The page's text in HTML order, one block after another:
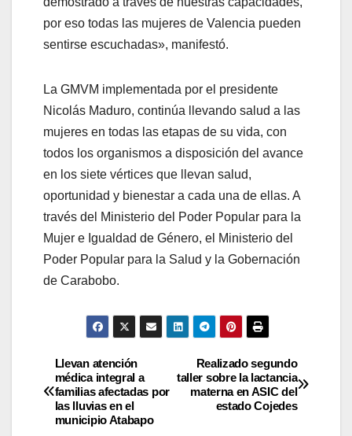
por eso todas las mujeres de Valencia pueden
sentirse escuchadas», manifestó.
La GMVM implementada por el presidente
Nicolás Maduro, continúa llevando salud a las
mujeres en todas las etapas de su vida, con
todos los organismos a disposición del avance
en los siete vértices que llevan salud,
oportunidad y bienestar a cada una de ellas. A
través del Ministerio del Poder Popular para la
Mujer e Igualdad de Género, el Ministerio del
Poder Popular para la Salud y la Gobernación
de Carabobo.
Realizado segundo
taller sobre la lactancia
materna en ASIC del
estado Cojedes
Llevan atención
médica integral a
familias afectadas por
las lluvias en el
municipio Atabapo